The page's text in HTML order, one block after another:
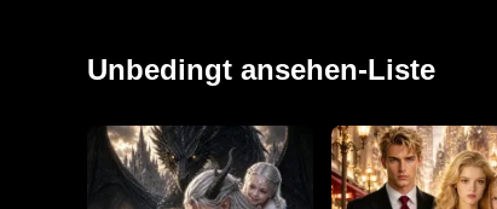
Unbedingt ansehen-Liste